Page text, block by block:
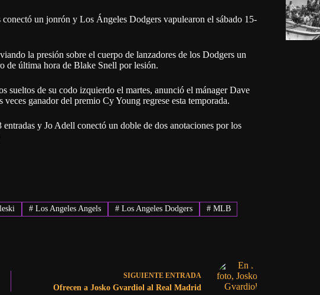
un jonrón y Los Ángeles Dodgers vapulearon el sábado 15-
la presión sobre el cuerpo de lanzadores de los Dodgers un
de última hora de Blake Snell por lesión.
sueltos de su codo izquierdo el martes, anunció el mánager Dave
ganador del premio Cy Young regrese esta temporada.
y Jo Adell conectó un doble de dos anotaciones por los
# Los Angeles Angels #Los Angeles Dodgers #MLB
SIGUIENTE ENTRADA
Ofrecen a Josko Gvardiol al Real Madrid